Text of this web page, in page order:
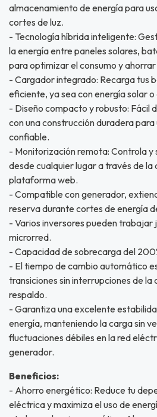
almacenamiento de energía para
cortes de luz.
- Tecnología híbrida inteligente:
la energía entre paneles solares,
para optimizar el consumo y
- Cargador integrado: Recarga tus
eficiente, ya sea con energía solar o
- Diseño compacto y robusto: Fácil
con una construcción duradera para
confiable.
- Monitorización remota: Controla y
desde cualquier lugar a través de la
plataforma web.
- Compatible con generador,
reserva durante cortes de energía
- Varios inversores pueden
microrred.
- Capacidad de sobrecarga del
- El tiempo de cambio automático
transiciones sin interrupciones de la
respaldo.
- Garantiza una excelente
energía, manteniendo la carga sin
fluctuaciones débiles en la red
generador.
Beneficios:
- Ahorro energético: Reduce tu
eléctrica y maximiza el uso de